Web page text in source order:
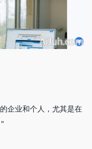
企业和个人，尤其是在